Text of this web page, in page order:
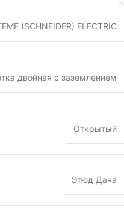
(SCHNEIDER) ELECTRIC
двойная с заземлением
Открытый
Этюд Дача